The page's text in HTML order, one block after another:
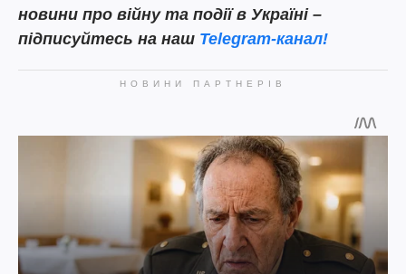
новини про війну та події в Україні –
підписуйтесь на наш Telegram-канал!